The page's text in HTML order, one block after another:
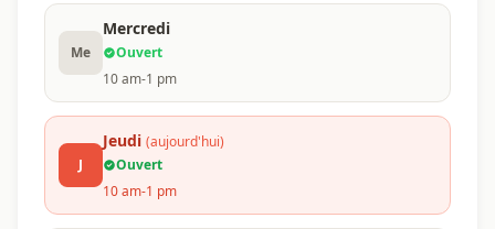
Me
Mercredi
Ouvert
10 am-1 pm
J
Jeudi (aujourd'hui)
Ouvert
10 am-1 pm